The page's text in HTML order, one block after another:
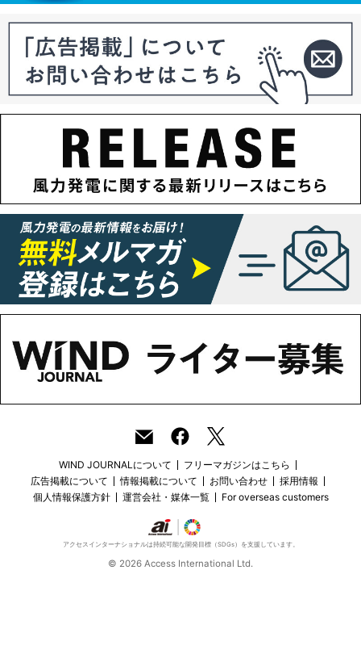
WIND JOURNALについて
フリーマガジンはこちら
広告掲載について
情報掲載について お問い合わせ
採用情報
個人情報保護方針
運営会社・媒体一覧 For overseas customers
アクセスインターナショナルは持続可能な開発目標（SDGs）を支援しています。
© 2026 Access International Ltd.